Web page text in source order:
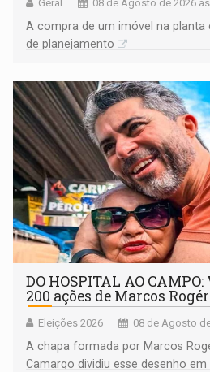
Geral 08 de Agosto de 2026
A compra de um imóvel na planta
de planejamento
DO HOSPITAL AO
200 ações de Marcos
Eleições 2026 08 de Agosto
A chapa formada por Marcos
Camargo dividiu esse desenho